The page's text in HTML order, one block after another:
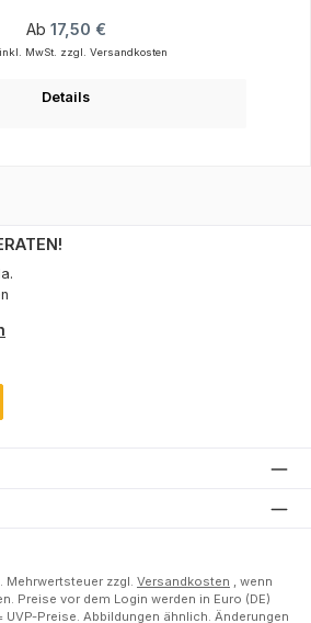
Regulärer Preis:
Ab 17,50 €
MwSt. zzgl. Versandkosten
Details
Mehrwertsteuer zzgl. Versandkosten , wenn
Preise vor dem Login werden in Euro (DE)
Preise. Abbildungen ähnlich. Änderungen